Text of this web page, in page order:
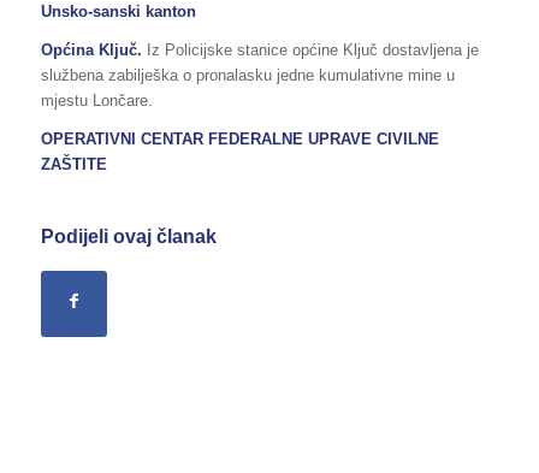
Unsko-sanski kanton
Općina Ključ. Iz Policijske stanice općine Ključ dostavljena je
službena zabilješka o pronalasku jedne kumulativne mine u
mjestu Lončare.
OPERATIVNI CENTAR FEDERALNE UPRAVE CIVILNE
ZAŠTITE
Podijeli ovaj članak